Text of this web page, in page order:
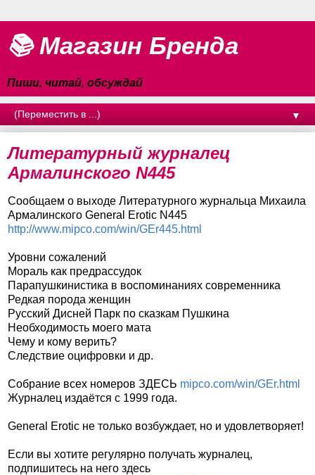
📚 Магазин Бренда
Пиши, читай, обсуждай
▼
Литературный журналец
Армалинского N445
Сообщаем о выходе Литературного журнальца Михаила
Армалинского General Erotic N445
http://www.mipco.com/win/GEr445.html
Уровни сожалений
Мораль как предрассудок
Парапушкинистика в воспоминаниях современника
Редкая порода женщин
Русский Дисней Парк по сказкам Пушкина
Необходимость моего мата
Чему и кому верить?
Следствие оцифровки и др.
Собрание всех номеров ЗДЕСЬ mipco.com/win/GEr.html
Журналец издаётся с 1999 года.
General Erotic не только возбуждает, но и удовлетворяет!
Если вы хотите регулярно получать журналец,
подпишитесь на него здесь